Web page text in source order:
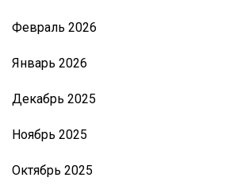
Февраль 2026
Январь 2026
Декабрь 2025
Ноябрь 2025
Октябрь 2025